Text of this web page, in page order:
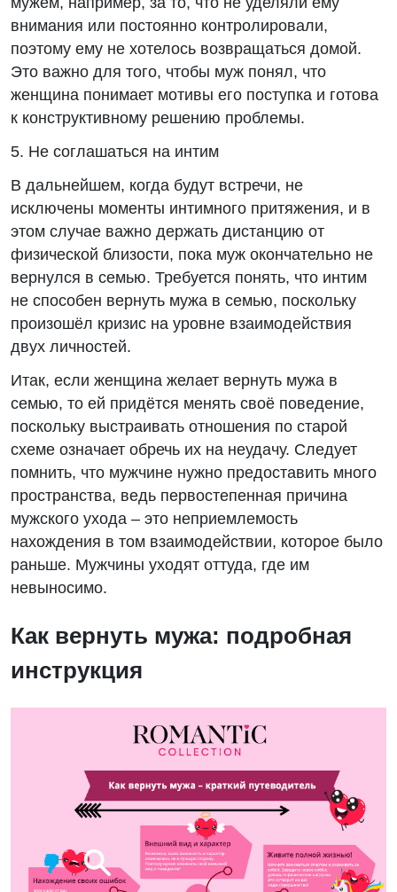
внимания или постоянно контролировали,
поэтому ему не хотелось возвращаться домой.
Это важно для того, чтобы муж понял, что
женщина понимает мотивы его поступка и готова
к конструктивному решению проблемы.
5. Не соглашаться на интим
В дальнейшем, когда будут встречи, не
исключены моменты интимного притяжения, и в
этом случае важно держать дистанцию от
физической близости, пока муж окончательно не
вернулся в семью. Требуется понять, что интим
не способен вернуть мужа в семью, поскольку
произошёл кризис на уровне взаимодействия
двух личностей.
Итак, если женщина желает вернуть мужа в
семью, то ей придётся менять своё поведение,
поскольку выстраивать отношения по старой
схеме означает обречь их на неудачу. Следует
помнить, что мужчине нужно предоставить много
пространства, ведь первостепенная причина
мужского ухода – это неприемлемость
нахождения в том взаимодействии, которое было
раньше. Мужчины уходят оттуда, где им
невыносимо.
Как вернуть мужа: подробная
инструкция